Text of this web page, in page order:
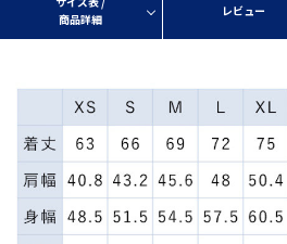
商品詳細
レビュー